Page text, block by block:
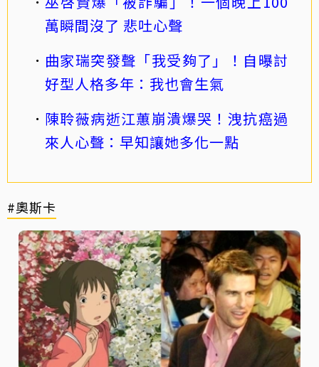
萬瞬間沒了 悲吐心聲
曲家瑞突發聲「我受夠了」！自曝討
好型人格多年：我也會生氣
陳聆薇病逝江蕙崩潰爆哭！洩抗癌過
來人心聲：早知讓她多化一點
#奧斯卡